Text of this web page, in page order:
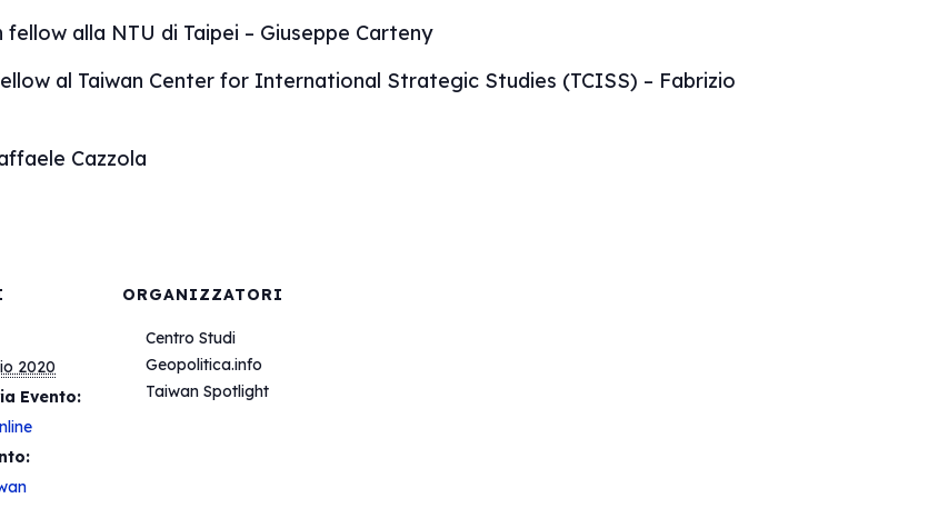
alla NTU di Taipei – Giuseppe Carteny
al Taiwan Center for International Strategic Studies (TCISS) – Fabrizio
Cazzola
2020
Evento:
ORGANIZZATORI
Centro Studi
Geopolitica.info
Taiwan Spotlight